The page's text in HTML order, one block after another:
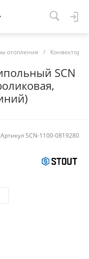
отопления / Конвекторы
SCN
Артикул SCN-1100-0819280